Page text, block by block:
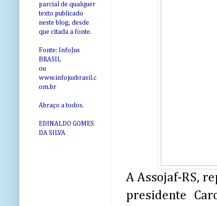
A Assojaf-RS,
presidente
parcial de qualquer
texto publicado
neste blog, desde
que citada a fonte.
Fonte: InfoJus
BRASIL
ou
www.infojusbrasil.c
om.br
Abraço a todos.
EDINALDO GOMES
DA SILVA